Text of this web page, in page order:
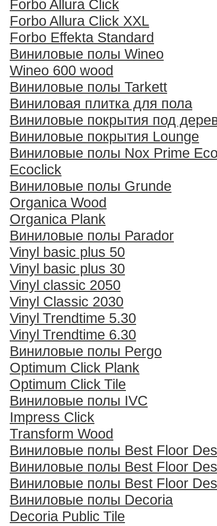
Forbo Allura Click
Forbo Allura Click XXL
Forbo Effekta Standard
Виниловые полы Wineo
Wineo 600 wood
Виниловые полы Tarkett
Виниловая плитка для пола
Виниловые покрытия под
Виниловые покрытия Lounge
Виниловые полы Nox Prime
Ecoclick
Виниловые полы Grunde
Organica Wood
Organica Plank
Виниловые полы Раrador
Vinyl basic plus 50
Vinyl basic plus 30
Vinyl classic 2050
Vinyl Classic 2030
Vinyl Trendtime 5.30
Vinyl Trendtime 6.30
Виниловые полы Pergo
Optimum Click Plank
Optimum Click Tile
Виниловые полы IVC
Impress Click
Transform Wood
Виниловые полы Best Floor
Виниловые полы Best Floor
Виниловые полы Best Floor
Виниловые полы Decoria
Decoria Public Tile